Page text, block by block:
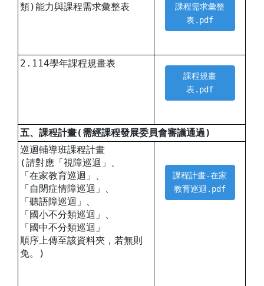
類)能力與課程需求彙整表
課程需求彙整
表.pdf
2.114學年課程規畫表
課程規畫
表.pdf
五、課程計畫(需經課程發展委員會審議通過)
巡迴輔導班課程計畫
(請對應「視障巡迴」、
「在家教育巡迴」、
「自閉症情障巡迴」、
「聽語障巡迴」、
「國小不分類巡迴」、
「國中不分類巡迴」
順序上傳至該資料夾，若無則
免。)
課程計畫-在家
教育巡迴.pdf